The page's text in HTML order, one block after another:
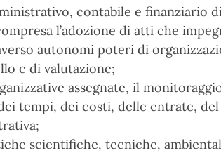
contabile e finanziario
l’adozione di atti che
autonomi poteri di
e di valutazione;
assegnate, il
tempi, dei costi, delle entrate,
scientifiche, tecniche,